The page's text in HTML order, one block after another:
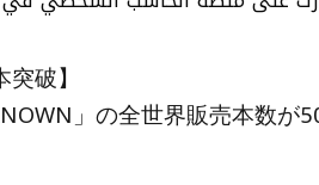
破】
」の全世界販売本数が